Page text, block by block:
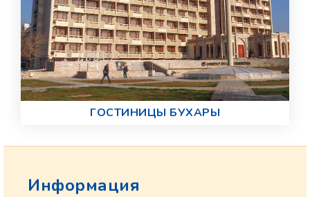
ГОСТИНИЦЫ БУХАРЫ
Информация